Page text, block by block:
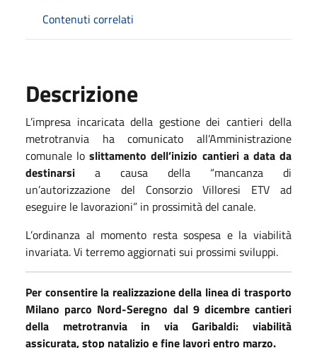
Contenuti correlati
Descrizione
L’impresa incaricata della gestione dei cantieri della
metrotranvia ha comunicato all’Amministrazione
comunale loslittamento dell’inizio cantieri a data da
destinarsi a causa della “mancanza di
un’autorizzazione del Consorzio Villoresi ETV ad
eseguire le lavorazioni” in prossimità del canale.
L’ordinanza al momento resta sospesa e la viabilità
invariata. Vi terremo aggiornati sui prossimi sviluppi.
Per consentire la realizzazione della linea di trasporto
Milano parco Nord-Seregno dal 9 dicembre cantieri
della metrotranvia in via Garibaldi: viabilità
assicurata, stop natalizio e fine lavori entro marzo.